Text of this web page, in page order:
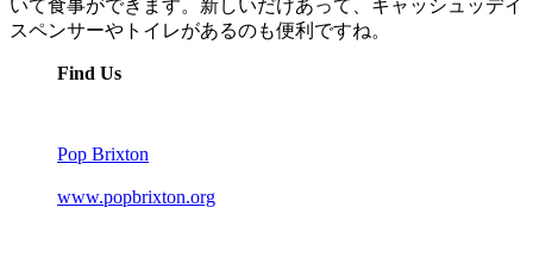
いて食事ができます。新しいだけあって、キャッシュッデイ
スペンサーやトイレがあるのも便利ですね。
Find Us
Pop Brixton
www.popbrixton.org